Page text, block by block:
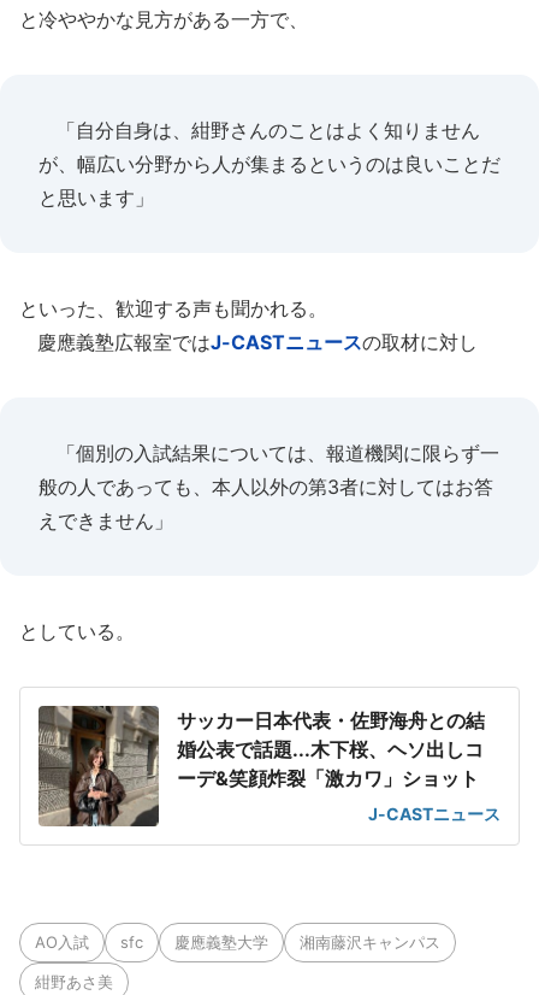
と冷ややかな見方がある一方で、
「自分自身は、紺野さんのことはよく知りません
が、幅広い分野から人が集まるというのは良いことだ
と思います」
といった、歓迎する声も聞かれる。
慶應義塾広報室ではJ-CASTニュースの取材に対し
「個別の入試結果については、報道機関に限らず一
般の人であっても、本人以外の第3者に対してはお答
えできません」
としている。
サッカー日本代表・佐野海舟との結
婚公表で話題...木下桜、ヘソ出しコ
ーデ&笑顔炸裂「激カワ」ショット
J-CASTニュース
AO入試 sfc 慶應義塾大学 湘南藤沢キャンパス
紺野あさ美